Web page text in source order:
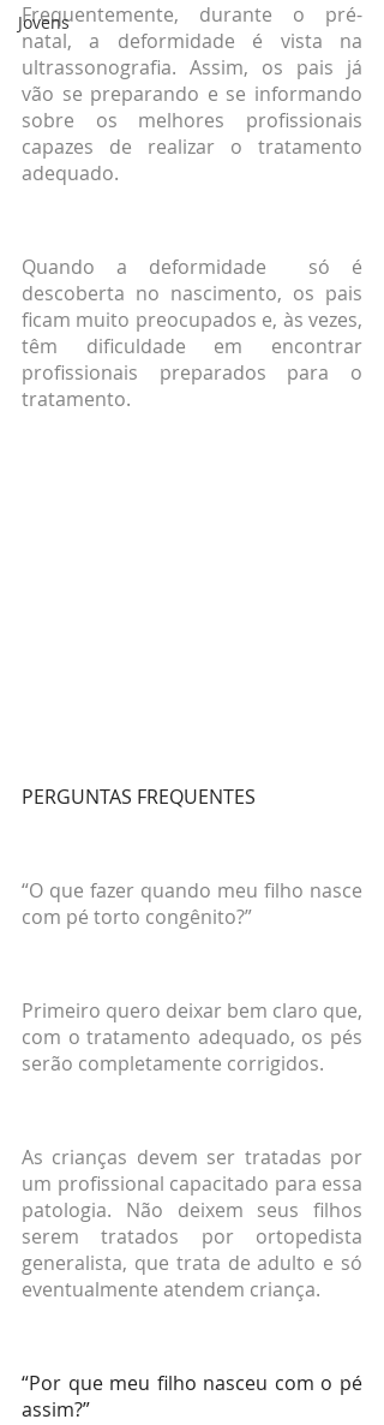
Jovens
Frequentemente, durante o pré-
natal, a deformidade é vista na
ultrassonografia. Assim, os pais já
vão se preparando e se informando
sobre os melhores profissionais
capazes de realizar o tratamento
adequado.
Quando a deformidade  só é
descoberta no nascimento, os pais
ficam muito preocupados e, às vezes,
têm dificuldade em encontrar
profissionais preparados para o
tratamento.
PERGUNTAS FREQUENTES
“O que fazer quando meu filho nasce
com pé torto congênito?”
Primeiro quero deixar bem claro que,
com o tratamento adequado, os pés
serão completamente corrigidos.
As crianças devem ser tratadas por
um profissional capacitado para essa
patologia. Não deixem seus filhos
serem tratados por ortopedista
generalista, que trata de adulto e só
eventualmente atendem criança.
“Por que meu filho nasceu com o pé
assim?”